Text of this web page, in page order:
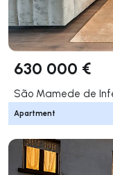
630 000 €
São Mamede de
Apartment